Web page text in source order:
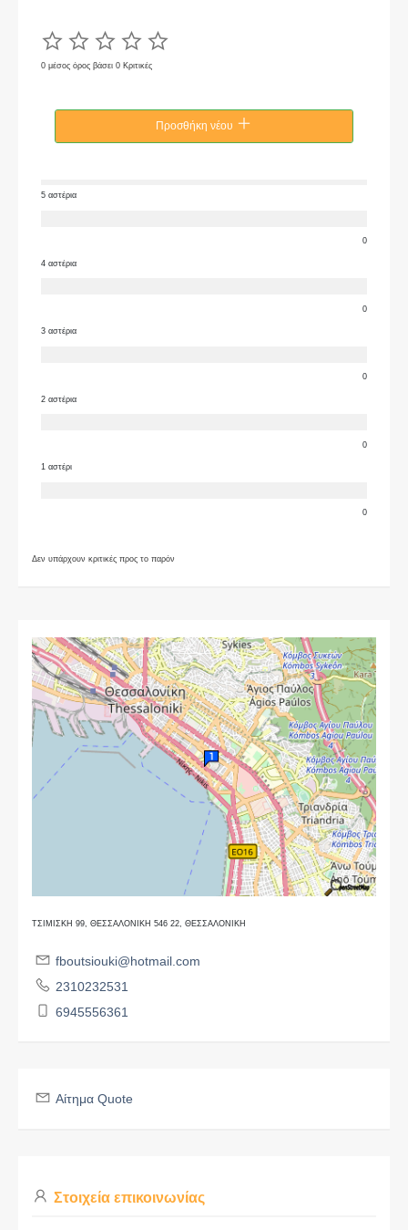
0 μέσος όρος βάσει 0 Κριτικές
Προσθήκη νέου
5 αστέρια
0
4 αστέρια
0
3 αστέρια
0
2 αστέρια
0
1 αστέρι
0
Δεν υπάρχουν κριτικές προς το παρόν
ΤΣΙΜΙΣΚΗ 99, ΘΕΣΣΑΛΟΝΙΚΗ 546 22, ΘΕΣΣΑΛΟΝΙΚΗ
fboutsiouki@hotmail.com
2310232531
6945556361
Αίτημα Quote
Στοιχεία επικοινωνίας